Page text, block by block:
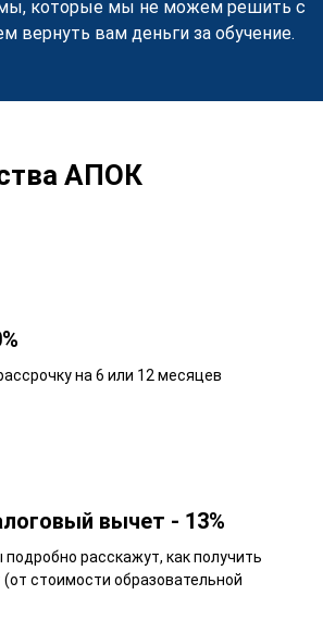
которые мы не можем решить с
вернуть вам деньги за обучение.
АПОК
на 6 или 12 месяцев
вычет - 13%
расскажут, как получить
стоимости образовательной